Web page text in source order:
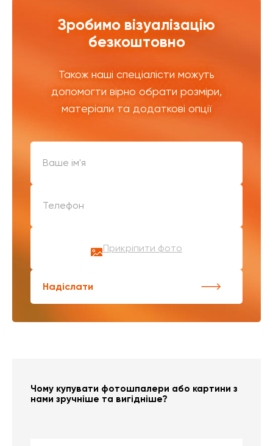
Зробимо візуалізацію
безкоштовно
Також наші спеціалісти можуть
допомогти вірно обрати розміри,
матеріали та додаткові опції
Прикріпити фото
Надіслати
Чому купувати фотошпалери або картини з
нами зручніше та вигідніше?